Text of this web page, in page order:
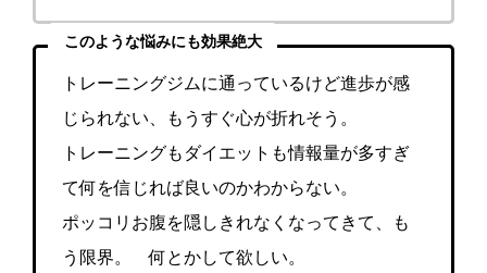
このような悩みにも効果絶大
トレーニングジムに通っているけど進歩が感
じられない、もうすぐ心が折れそう。
トレーニングもダイエットも情報量が多すぎ
て何を信じれば良いのかわからない。
ポッコリお腹を隠しきれなくなってきて、も
う限界。 何とかして欲しい。